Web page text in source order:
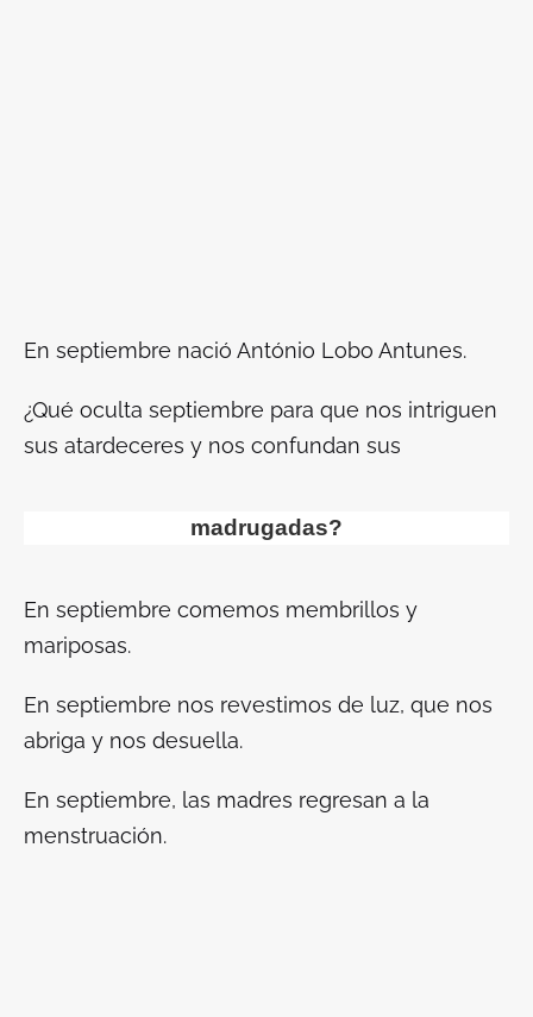
En septiembre nació António Lobo Antunes.
¿Qué oculta septiembre para que nos intriguen
sus atardeceres y nos confundan sus
madrugadas?
En septiembre comemos membrillos y
mariposas.
En septiembre nos revestimos de luz, que nos
abriga y nos desuella.
En septiembre, las madres regresan a la
menstruación.